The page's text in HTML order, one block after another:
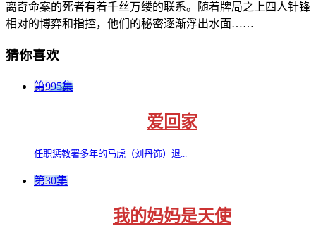
离奇命案的死者有着千丝万缕的联系。随着牌局之上四人针锋
相对的博弈和指控，他们的秘密逐渐浮出水面……
猜你喜欢
第995集
爱回家
任职惩教署多年的马虎（刘丹饰）退...
第30集
我的妈妈是天使